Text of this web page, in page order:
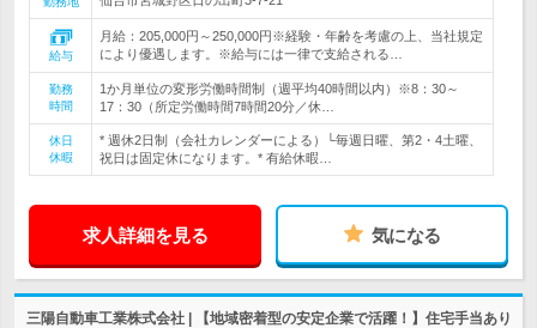
給与
月給：205,000円～250,000円※経験・年齢を考慮の上、当社規定
により優遇します。※給与には一律で支給される…
勤務
時間
1か月単位の変形労働時間制（週平均40時間以内）※8：30～
17：30（所定労働時間7時間20分／休…
休日
休暇
* 週休2日制（会社カレンダーによる）└毎週日曜、第2・4土曜、
祝日は固定休になります。* 有給休暇…
求人詳細を見る 気になる
三陽自動車工業株式会社 | 【地域密着型の安定企業で活躍！】住宅手当あり